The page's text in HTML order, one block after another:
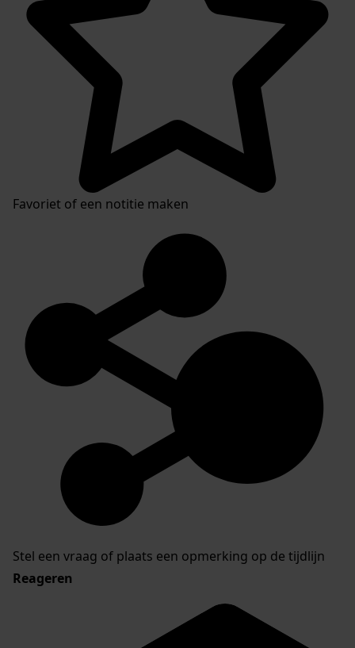
Favoriet of een notitie maken
Stel een vraag of plaats een opmerking op de tijdlijn
Reageren